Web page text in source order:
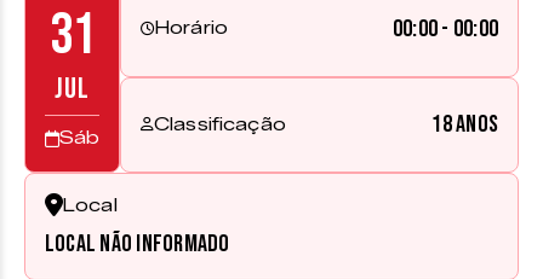
31
JUL
Sáb
Horário 00:00 - 00:00
Classificação 18 anos
Local
Local não informado